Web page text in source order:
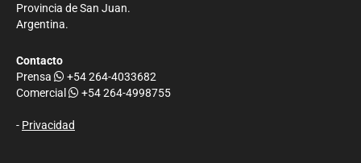
Provincia de San Juan.
Argentina.
Contacto
Prensa
+54 264-4033682
Comercial
+54 264-4998755
- Privacidad